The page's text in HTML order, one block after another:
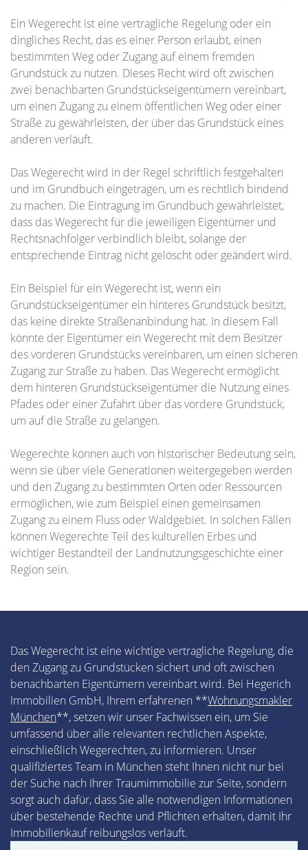
Ein Wegerecht ist eine vertragliche Regelung oder ein
dingliches Recht, das es einer Person erlaubt, einen
bestimmten Weg oder Zugang auf einem fremden
Grundstück zu nutzen. Dieses Recht wird oft zwischen
zwei benachbarten Grundstückseigentümern vereinbart,
um einen Zugang zu einem öffentlichen Weg oder einer
Straße zu gewährleisten, der über das Grundstück eines
anderen verläuft.
Das Wegerecht wird in der Regel schriftlich festgehalten
und im Grundbuch eingetragen, um es rechtlich bindend
zu machen. Die Eintragung im Grundbuch gewährleistet,
dass das Wegerecht für die jeweiligen Eigentümer und
Rechtsnachfolger verbindlich bleibt, solange der
entsprechende Eintrag nicht gelöscht oder geändert wird.
Ein Beispiel für ein Wegerecht ist, wenn ein
Grundstückseigentümer ein hinteres Grundstück besitzt,
das keine direkte Straßenanbindung hat. In diesem Fall
könnte der Eigentümer ein Wegerecht mit dem Besitzer
des vorderen Grundstücks vereinbaren, um einen sicheren
Zugang zur Straße zu haben. Das Wegerecht ermöglicht
dem hinteren Grundstückseigentümer die Nutzung eines
Pfades oder einer Zufahrt über das vordere Grundstück,
um auf die Straße zu gelangen.
Wegerechte können auch von historischer Bedeutung sein,
wenn sie über viele Generationen weitergegeben werden
und den Zugang zu bestimmten Orten oder Ressourcen
ermöglichen, wie zum Beispiel einen gemeinsamen
Zugang zu einem Fluss oder Waldgebiet. In solchen Fällen
können Wegerechte Teil des kulturellen Erbes und
wichtiger Bestandteil der Landnutzungsgeschichte einer
Region sein.
Das Wegerecht ist eine wichtige vertragliche Regelung, die
den Zugang zu Grundstücken sichert und oft zwischen
benachbarten Eigentümern vereinbart wird. Bei Hegerich
Immobilien GmbH, Ihrem erfahrenen **Wohnungsmakler
München**, setzen wir unser Fachwissen ein, um Sie
umfassend über alle relevanten rechtlichen Aspekte,
einschließlich Wegerechten, zu informieren. Unser
qualifiziertes Team in München steht Ihnen nicht nur bei
der Suche nach Ihrer Traumimmobilie zur Seite, sondern
sorgt auch dafür, dass Sie alle notwendigen Informationen
über bestehende Rechte und Pflichten erhalten, damit Ihr
Immobilienkauf reibungslos verläuft.